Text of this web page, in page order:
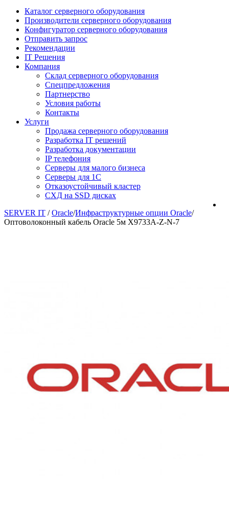
Каталог серверного оборудования
Производители серверного оборудования
Конфигуратор серверного оборудования
Отправить запрос
Рекомендации
IT Решения
Компания
Склад серверного оборудования
Спецпредложения
Партнерство
Условия работы
Контакты
Услуги
Продажа серверного оборудования
Разработка IT решений
Разработка документации
IP телефония
Серверы для малого бизнеса
Серверы для 1С
Отказоустойчивый кластер
СХД на SSD дисках
SERVER IT / Oracle/Инфраструктурные опции Oracle/
Оптоволоконный кабель Oracle 5м X9733A-Z-N-7